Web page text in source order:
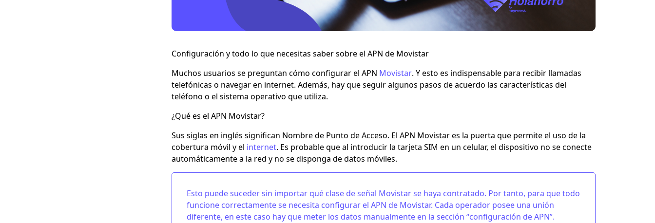
Configuración y todo lo que necesitas saber sobre el APN de Movistar
Muchos usuarios se preguntan cómo configurar el APN Movistar. Y esto es indispensable para recibir llamadas
telefónicas o navegar en internet. Además, hay que seguir algunos pasos de acuerdo las características del
teléfono o el sistema operativo que utiliza.
¿Qué es el APN Movistar?
Sus siglas en inglés significan Nombre de Punto de Acceso. El APN Movistares la puerta que permite el uso de la
cobertura móvil y el internet. Es probable que al introducir la tarjeta SIM en un celular, el dispositivo no se conecte
automáticamente a la red y no se disponga de datos móviles.
Esto puede suceder sin importar qué clase de señal Movistar se haya contratado. Por tanto, para que todo
funcione correctamente se necesita configurar el APN de Movistar. Cada operador posee una unión
diferente, en este caso hay que meter los datos manualmente en la sección “configuración de APN”.